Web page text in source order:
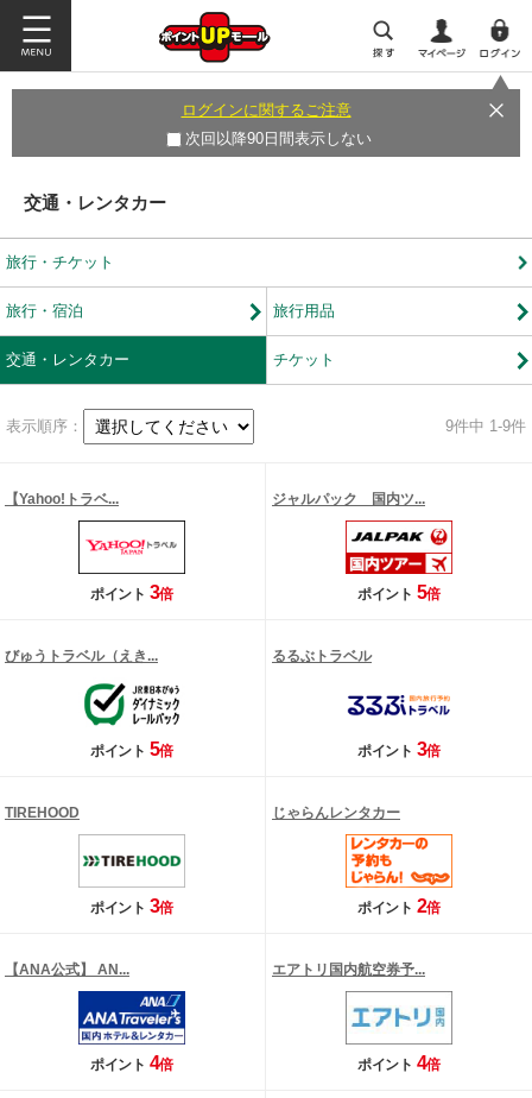
ログインに関するご注意
次回以降90日間表示しない
交通・レンタカー
旅行・チケット
旅行・宿泊 旅行用品
交通・レンタカー チケット
表示順序： 9件中 1-9件
【Yahoo!トラベ...
ポイント 3倍
ジャルパック 国内ツ...
ポイント 5倍
びゅうトラベル（えき...
ポイント 5倍
るるぶトラベル
ポイント 3倍
TIREHOOD
ポイント 3倍
じゃらんレンタカー
ポイント 2倍
【ANA公式】 AN...
ポイント 4倍
エアトリ国内航空券予...
ポイント 4倍